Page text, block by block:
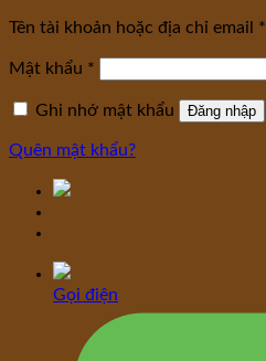
Tên tài khoản hoặc địa chỉ email *
Mật khẩu *
Ghi nhớ mật khẩu Đăng nhập
Quên mật khẩu?
Gọi điện